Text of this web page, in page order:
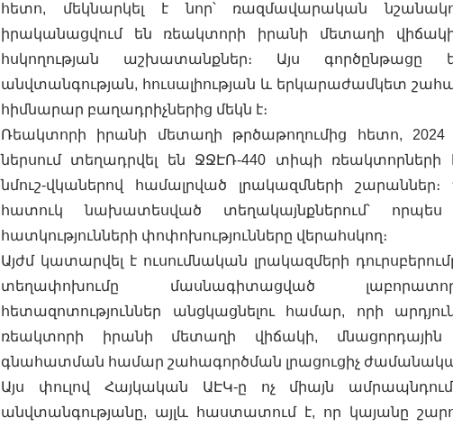
հետո, մեկնարկել է նոր՝ ռազմավարական
իրականացվում են ռեակտորի իրանի մետաղի
հսկողության աշխատանքներ։ Այս գործընթացը
անվտանգության, հուսալիության և երկարաժամկետ
հիմնարար բաղադրիչներից մեկն է։
Ռեակտորի իրանի մետաղի թրծաթողումից հետո,
ներսում տեղադրվել են ՋՋԷՌ-440 տիպի
նմուշ-վկաներով համալրված լրակազմների
հատուկ նախատեսված տեղակայնքներում՝
հատկությունների փոփոխությունները վերահսկող։
Այժմ կատարվել է ուսումնական լրակազմերի
տեղափոխումը մասնագիտացված
հետազոտություններ անցկացնելու համար, որի
ռեակտորի իրանի մետաղի վիճակի,
գնահատման համար շահագործման լրացուցիչ
Այս փուլով Հայկական ԱԷԿ-ը ոչ միայն
անվտանգությանը, այլև հաստատում է, որ կայանը